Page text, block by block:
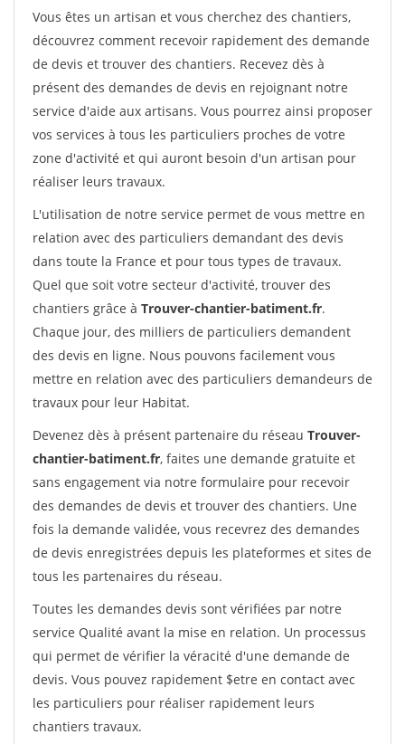
Vous êtes un artisan et vous cherchez des chantiers,
découvrez comment recevoir rapidement des demande
de devis et trouver des chantiers. Recevez dès à
présent des demandes de devis en rejoignant notre
service d'aide aux artisans. Vous pourrez ainsi proposer
vos services à tous les particuliers proches de votre
zone d'activité et qui auront besoin d'un artisan pour
réaliser leurs travaux.
L'utilisation de notre service permet de vous mettre en
relation avec des particuliers demandant des devis
dans toute la France et pour tous types de travaux.
Quel que soit votre secteur d'activité, trouver des
chantiers grâce à Trouver-chantier-batiment.fr.
Chaque jour, des milliers de particuliers demandent
des devis en ligne. Nous pouvons facilement vous
mettre en relation avec des particuliers demandeurs de
travaux pour leur Habitat.
Devenez dès à présent partenaire du réseau Trouver-
chantier-batiment.fr, faites une demande gratuite et
sans engagement via notre formulaire pour recevoir
des demandes de devis et trouver des chantiers. Une
fois la demande validée, vous recevrez des demandes
de devis enregistrées depuis les plateformes et sites de
tous les partenaires du réseau.
Toutes les demandes devis sont vérifiées par notre
service Qualité avant la mise en relation. Un processus
qui permet de vérifier la véracité d'une demande de
devis. Vous pouvez rapidement $etre en contact avec
les particuliers pour réaliser rapidement leurs
chantiers travaux.